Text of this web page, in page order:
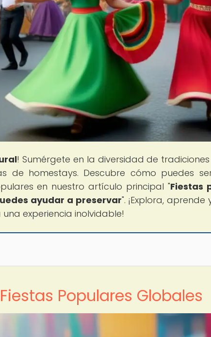
! Sumérgete en la diversidad de
de homestays. Descubre cómo puedes
en nuestro artículo principal "Fiestas
ayudar a preservar". ¡Explora,
experiencia inolvidable!
Populares Globales